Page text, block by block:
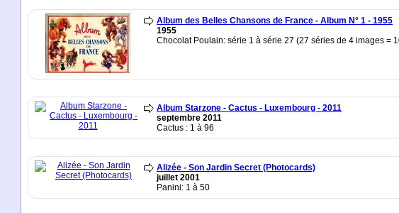
Album des Belles Chansons de France - Album N° 1 - 1955
1955
Chocolat Poulain: série 1 à série 27 (27 séries de 4 images =
Album Starzone - Cactus - Luxembourg - 2011
septembre 2011
Cactus : 1 à 96
Alizée - Son Jardin Secret (Photocards)
juillet 2001
Panini: 1 à 50